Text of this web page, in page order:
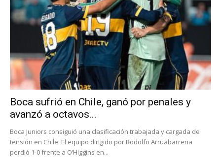
Boca sufrió en Chile, ganó por penales y
avanzó a octavos...
Boca Juniors consiguió una clasificación trabajada y cargada de
tensión en Chile. El equipo dirigido por Rodolfo Arruabarrena
perdió 1-0 frente a O’Higgins en...